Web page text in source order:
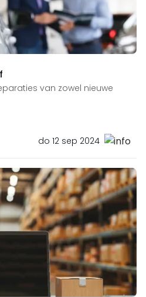
van zowel nieuwe
do 12 sep 2024